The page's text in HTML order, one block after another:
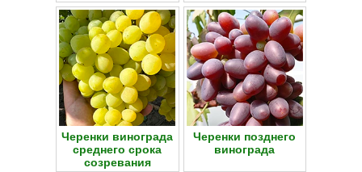
Черенки винограда
среднего срока
созревания
Черенки позднего
винограда